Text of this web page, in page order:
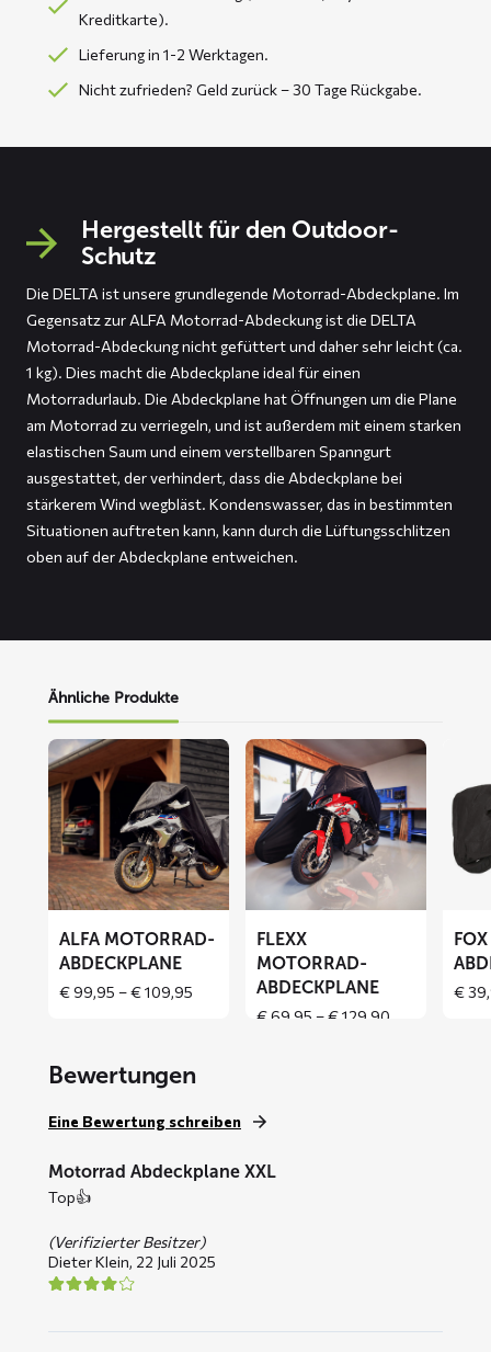
Kreditkarte).
Lieferung in 1-2 Werktagen.
Nicht zufrieden? Geld zurück – 30 Tage Rückgabe.
Hergestellt für den Outdoor-
Schutz
Die DELTA ist unsere grundlegende Motorrad-Abdeckplane. Im
Gegensatz zur ALFA Motorrad-Abdeckung ist die DELTA
Motorrad-Abdeckung nicht gefüttert und daher sehr leicht (ca.
1 kg). Dies macht die Abdeckplane ideal für einen
Motorradurlaub. Die Abdeckplane hat Öffnungen um die Plane
am Motorrad zu verriegeln, und ist außerdem mit einem starken
elastischen Saum und einem verstellbaren Spanngurt
ausgestattet, der verhindert, dass die Abdeckplane bei
stärkerem Wind wegbläst. Kondenswasser, das in bestimmten
Situationen auftreten kann, kann durch die Lüftungsschlitzen
oben auf der Abdeckplane entweichen.
Ähnliche Produkte
Mehr
lesen
über
ALFA
Motorrad-
Abdeckplane
ALFA MOTORRAD-
ABDECKPLANE
€99,95 –€109,95Price
€ 109,95
Mehr
lesen
über
FLEXX
Motorrad-
Abdeckplane
FLEXX
MOTORRAD-
ABDECKPLANE
€69,95 –€129,90
über
FOX
€
Bewertungen
Eine Bewertung schreiben
Motorrad Abdeckplane XXL
Top👍
(Verifizierter Besitzer)
Dieter Klein, 22 Juli 2025